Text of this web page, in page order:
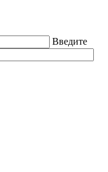
Введите